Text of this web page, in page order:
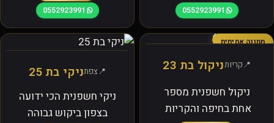
0552923991
0552923991
תמונה אמיתית
קריותניקול בת 23
ניקול חשפנית מספר
אחת בחיפה והקריות
צפתניקי בת 25
ניקי חשפנית הכי ידועה
בצפון ביקוש גבוהה